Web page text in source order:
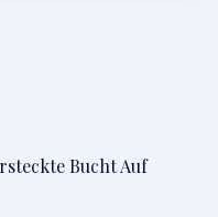
Bucht Auf